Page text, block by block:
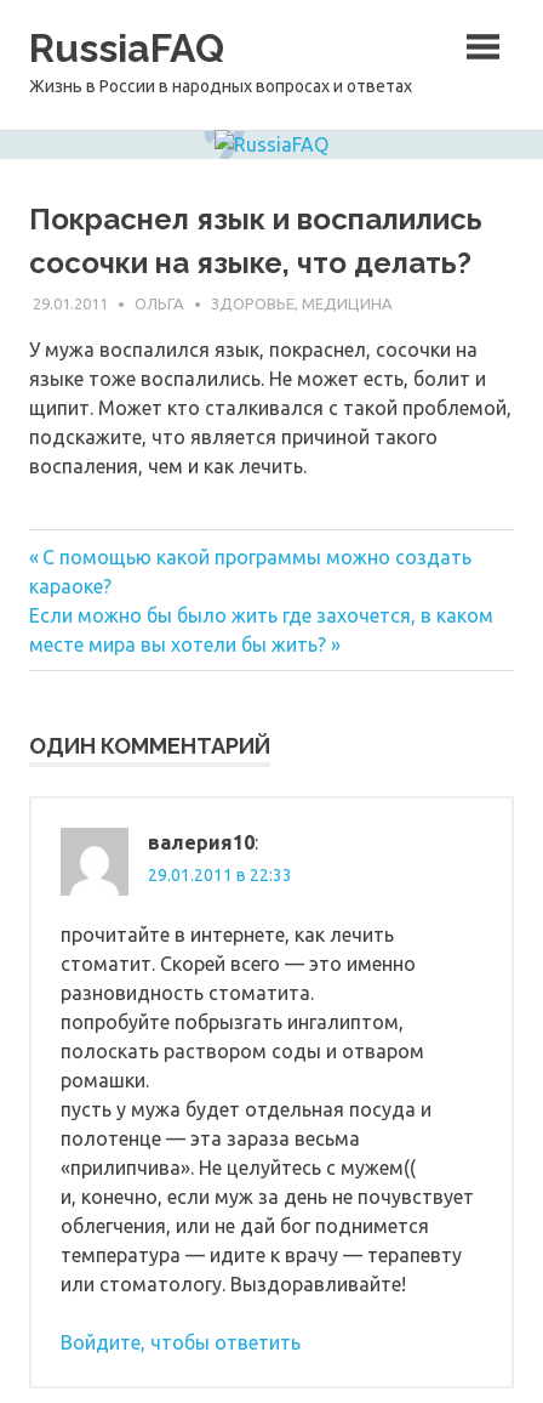
RussiaFAQ
Жизнь в России в народных вопросах и ответах
Покраснел язык и воспалились
сосочки на языке, что делать?
29.01.2011 ОЛЬГА ЗДОРОВЬЕ, МЕДИЦИНА
У мужа воспалился язык, покраснел, сосочки на
языке тоже воспалились. Не может есть, болит и
щипит. Может кто сталкивался с такой проблемой,
подскажите, что является причиной такого
воспаления, чем и как лечить.
Навигация
по
записям
Предыдущая
запись:
С помощью какой программы можно создать
караоке?
Следующая
запись:
Если можно бы было жить где захочется, в каком
месте мира вы хотели бы жить?
ОДИН КОММЕНТАРИЙ
валерия10:
29.01.2011 в 22:33
прочитайте в интернете, как лечить
стоматит. Скорей всего — это именно
разновидность стоматита.
попробуйте побрызгать ингалиптом,
полоскать раствором соды и отваром
ромашки.
пусть у мужа будет отдельная посуда и
полотенце — эта зараза весьма
«прилипчива». Не целуйтесь с мужем((
и, конечно, если муж за день не почувствует
облегчения, или не дай бог поднимется
температура — идите к врачу — терапевту
или стоматологу. Выздоравливайте!
Войдите, чтобы ответить